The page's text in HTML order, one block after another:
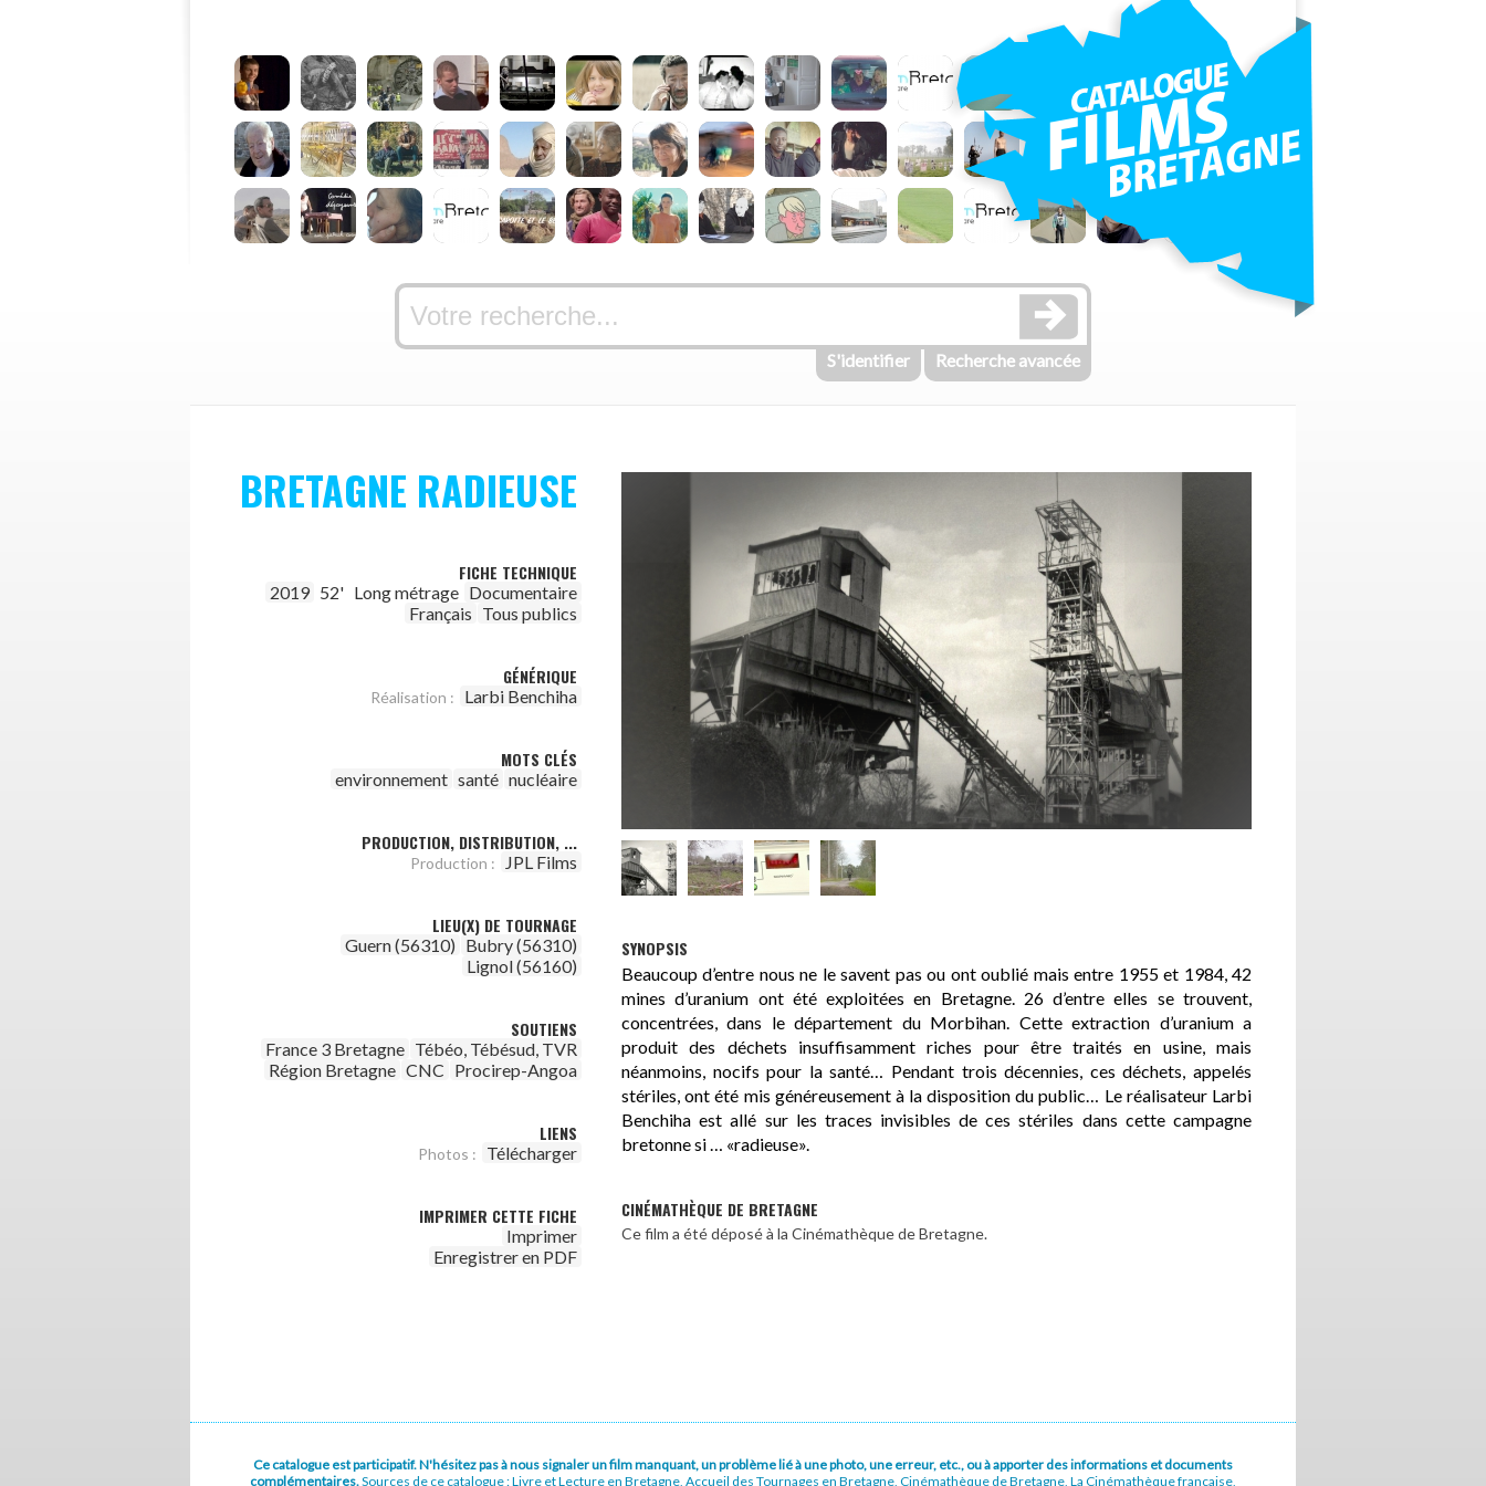
S'identifier Recherche avancée
BRETAGNE RADIEUSE
FICHE TECHNIQUE
2019 52' Long métrage Documentaire
Français Tous publics
GÉNÉRIQUE
Réalisation : Larbi Benchiha
MOTS CLÉS
environnement santé nucléaire
PRODUCTION, DISTRIBUTION, ...
Production : JPL Films
LIEU(X) DE TOURNAGE
Guern (56310) Bubry (56310)
Lignol (56160)
SOUTIENS
France 3 Bretagne Tébéo, Tébésud, TVR
Région Bretagne CNC Procirep-Angoa
LIENS
Photos : Télécharger
IMPRIMER CETTE FICHE
Imprimer
Enregistrer en PDF
SYNOPSIS
Beaucoup d’entre nous ne le savent pas ou ont oublié mais entre 1955 et 1984, 42
mines d’uranium ont été exploitées en Bretagne. 26 d’entre elles se trouvent,
concentrées, dans le département du Morbihan. Cette extraction d’uranium a
produit des déchets insuffisamment riches pour être traités en usine, mais
néanmoins, nocifs pour la santé… Pendant trois décennies, ces déchets, appelés
stériles, ont été mis généreusement à la disposition du public… Le réalisateur Larbi
Benchiha est allé sur les traces invisibles de ces stériles dans cette campagne
bretonne si … «radieuse».
CINÉMATHÈQUE DE BRETAGNE
Ce film a été déposé à la Cinémathèque de Bretagne.
Ce catalogue est participatif. N'hésitez pas à nous signaler un film manquant, un problème lié à une photo, une erreur, etc., ou à apporter des informations et documents
complémentaires.Sources de ce catalogue : Livre et Lecture en Bretagne, Accueil des Tournages en Bretagne, Cinémathèque de Bretagne, La Cinémathèque française,